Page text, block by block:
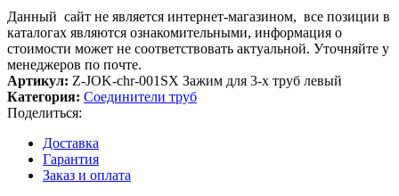
Данный сайт не является интернет-магазином, все позиции в
каталогах являются ознакомительными, информация о
стоимости может не соответствовать актуальной. Уточняйте у
менеджеров по почте.
Артикул: Z-JOK-chr-001SX Зажим для 3-х труб левый
Категория: Соединители труб
Поделиться:
Доставка
Гарантия
Заказ и оплата